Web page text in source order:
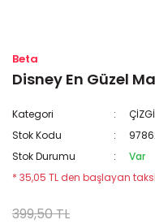
Beta
Disney En Güzel
Kategori
Stok Kodu
Stok Durumu
Var
* 35,05 TL den başlayan
399,50 TL